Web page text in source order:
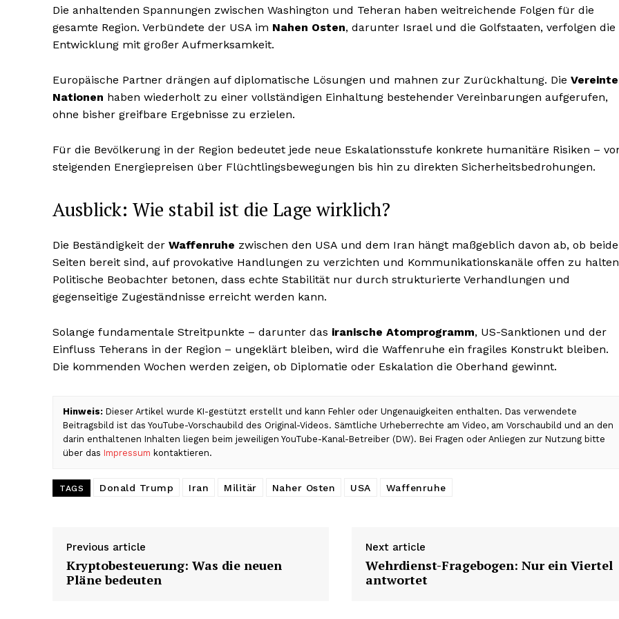
Die anhaltenden Spannungen zwischen Washington und Teheran haben weitreichende Folgen für die
gesamte Region. Verbündete der USA im Nahen Osten, darunter Israel und die Golfstaaten, verfolgen die
Entwicklung mit großer Aufmerksamkeit.
Europäische Partner drängen auf diplomatische Lösungen und mahnen zur Zurückhaltung. Die
Nationen haben wiederholt zu einer vollständigen Einhaltung bestehender Vereinbarungen aufgerufen,
ohne bisher greifbare Ergebnisse zu erzielen.
Für die Bevölkerung in der Region bedeutet jede neue Eskalationsstufe konkrete humanitäre Risiken –
steigenden Energiepreisen über Flüchtlingsbewegungen bis hin zu direkten Sicherheitsbedrohungen.
Ausblick: Wie stabil ist die Lage wirklich?
Die Beständigkeit der Waffenruhe zwischen den USA und dem Iran hängt maßgeblich davon ab, ob beide
Seiten bereit sind, auf provokative Handlungen zu verzichten und Kommunikationskanäle offen zu
Politische Beobachter betonen, dass echte Stabilität nur durch strukturierte Verhandlungen und
gegenseitige Zugeständnisse erreicht werden kann.
Solange fundamentale Streitpunkte – darunter das iranische Atomprogramm, US-Sanktionen und der
Einfluss Teherans in der Region – ungeklärt bleiben, wird die Waffenruhe ein fragiles Konstrukt bleiben.
Die kommenden Wochen werden zeigen, ob Diplomatie oder Eskalation die Oberhand gewinnt.
Hinweis: Dieser Artikel wurde KI-gestützt erstellt und kann Fehler oder Ungenauigkeiten enthalten. Das verwendete
Beitragsbild ist das YouTube-Vorschaubild des Original-Videos. Sämtliche Urheberrechte am Video, am Vorschaubild und an den
darin enthaltenen Inhalten liegen beim jeweiligen YouTube-Kanal-Betreiber (DW). Bei Fragen oder Anliegen zur Nutzung bitte
über das Impressum kontaktieren.
TAGS Donald Trump Iran Militär Naher Osten USA Waffenruhe
Previous article
Kryptobesteuerung: Was die neuen
Pläne bedeuten
Next article
Wehrdienst-Fragebogen: Nur ein Viertel
antwortet